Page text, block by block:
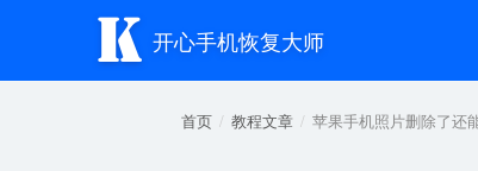
 开心手机恢复大师
首页 教程文章 苹果手机照片删除了还